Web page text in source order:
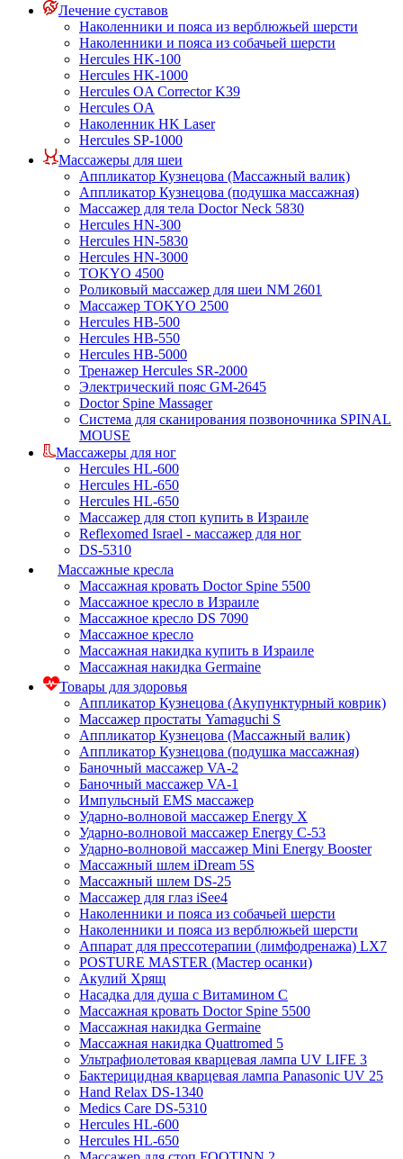
Лечение суставов
Наколенники и пояса из верблюжьей шерсти
Наколенники и пояса из собачьей шерсти
Hercules HK-100
Hercules HK-1000
Hercules OA Corrector K39
Hercules OA
Наколенник HK Laser
Hercules SP-1000
Массажеры для шеи
Аппликатор Кузнецова (Массажный валик)
Аппликатор Кузнецова (подушка массажная)
Массажер для тела Doctor Neck 5830
Hercules HN-300
Hercules HN-5830
Hercules HN-3000
TOKYO 4500
Роликовый массажер для шеи NM 2601
Массажер TOKYO 2500
Hercules HB-500
Hercules HB-550
Hercules HB-5000
Тренажер Hercules SR-2000
Электрический пояс GM-2645
Doctor Spine Massager
Система для сканирования позвоночника SPINAL
MOUSE
Массажеры для ног
Hercules HL-600
Hercules HL-650
Hercules HL-650
Массажер для стоп купить в Израиле
Reflexomed Israel - массажер для ног
DS-5310
Массажные кресла
Массажная кровать Doctor Spine 5500
Массажное кресло в Израиле
Массажное кресло DS 7090
Массажное кресло
Массажная накидка купить в Израиле
Массажная накидка Germaine
Товары для здоровья
Аппликатор Кузнецова (Акупунктурный коврик)
Массажер простаты Yamaguchi S
Аппликатор Кузнецова (Массажный валик)
Аппликатор Кузнецова (подушка массажная)
Баночный массажер VA-2
Баночный массажер VA-1
Импульсный EMS массажер
Ударно-волновой массажер Energy X
Ударно-волновой массажер Energy C-53
Ударно-волновой массажер Mini Energy Booster
Массажный шлем iDream 5S
Массажный шлем DS-25
Массажер для глаз iSee4
Наколенники и пояса из собачьей шерсти
Наколенники и пояса из верблюжьей шерсти
Аппарат для прессотерапии (лимфодренажа) LX7
POSTURE MASTER (Мастер осанки)
Акулий Хрящ
Насадка для душа с Витамином C
Массажная кровать Doctor Spine 5500
Массажная накидка Germaine
Массажная накидка Quattromed 5
Ультрафиолетовая кварцевая лампа UV LIFE 3
Бактерицидная кварцевая лампа Panasonic UV 25
Hand Relax DS-1340
Medics Care DS-5310
Hercules HL-600
Hercules HL-650